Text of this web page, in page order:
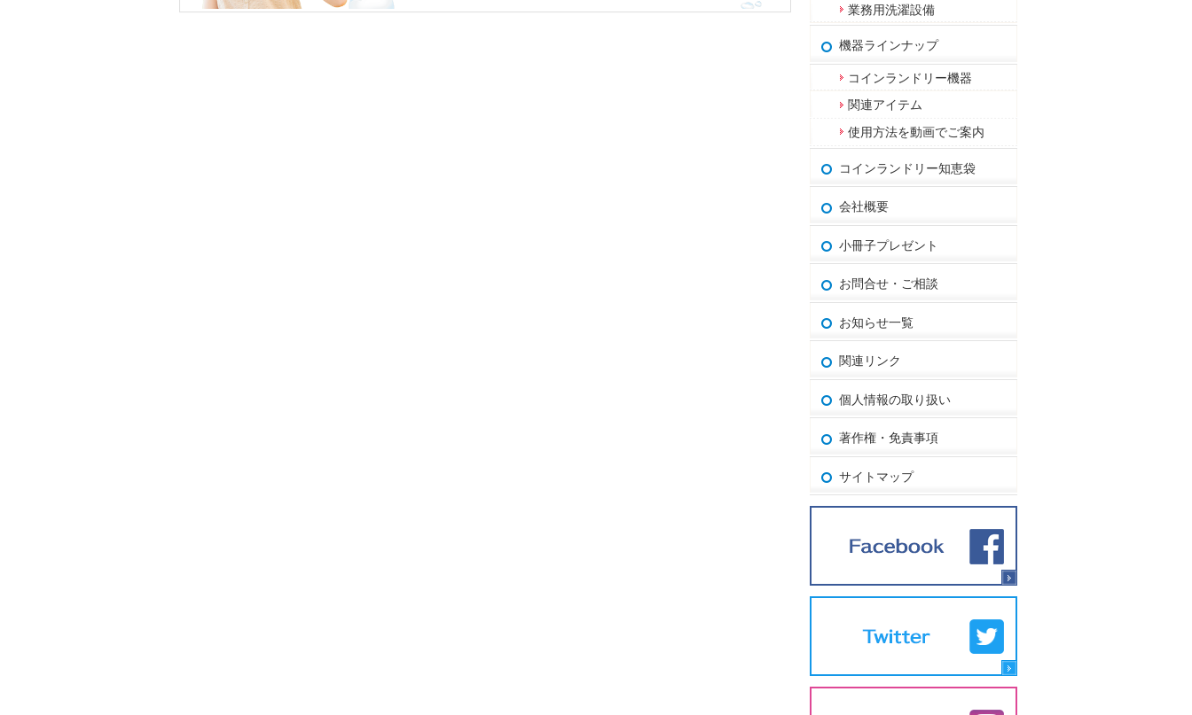
業務用洗濯設備
機器ラインナップ
コインランドリー機器
関連アイテム
使用方法を動画でご案内
コインランドリー知恵袋
会社概要
小冊子プレゼント
お問合せ・ご相談
お知らせ一覧
関連リンク
個人情報の取り扱い
著作権・免責事項
サイトマップ